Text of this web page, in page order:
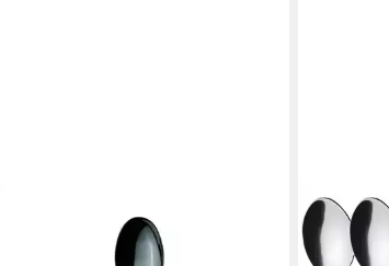
Besteck-Set Nigran, 12 Personen,
GRÄWE
Stück,